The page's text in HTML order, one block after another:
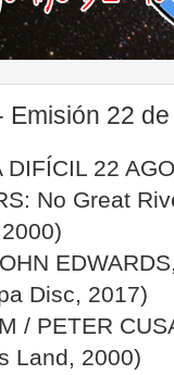
Emisión 22
DIFÍCIL 22
No Great
Disc, 2017)
/ PETER
Land, 2000)